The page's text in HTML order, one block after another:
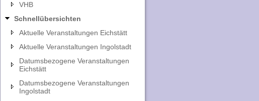
VHB
Schnellübersichten
Aktuelle Veranstaltungen Eichstätt
Aktuelle Veranstaltungen Ingolstadt
Datumsbezogene Veranstaltungen
Eichstätt
Datumsbezogene Veranstaltungen
Ingolstadt